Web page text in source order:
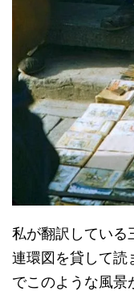
私が翻訳している
連環図を貸して読
でこのような風景